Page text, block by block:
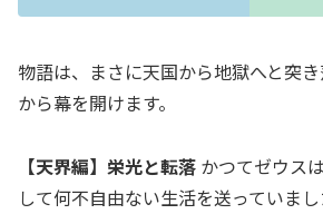
物語は、まさに天国から地獄へと突
から幕を開けます。
【天界編】栄光と転落 かつてゼウス
して何不自由ない生活を送っていま